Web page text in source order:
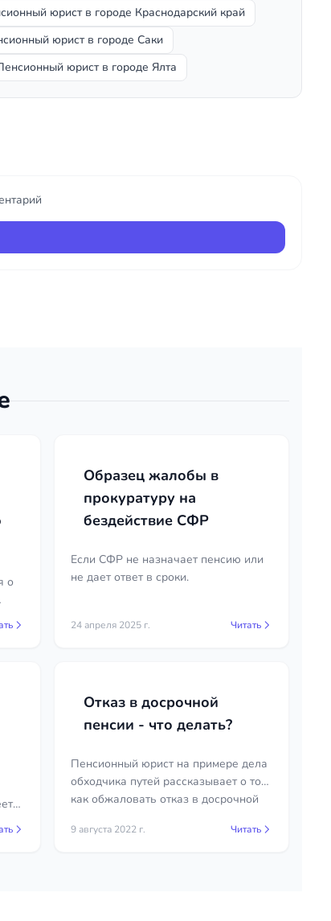
юрист в городе Краснодарский край
юрист в городе Саки
юрист в городе Ялта
о
и
Образец жалобы в
прокуратуру на
бездействие СФР
Если СФР не назначает пенсию или
не дает ответ в сроки.
24 апреля 2025 г. Читать
Отказ в досрочной
пенсии - что делать?
Пенсионный юрист на примере дела
обходчика путей рассказывает о том,
как обжаловать отказ в досрочной
9 августа 2022 г. Читать